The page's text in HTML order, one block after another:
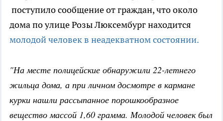
поступило сообщение от граждан, что около
дома по улице Розы Люксембург находится
молодой человек в неадекватном состоянии.
"На месте полицейские обнаружили 22-летнего
жильца дома, а при личном досмотре в кармане
курки нашли рассыпанное порошкообразное
вещество массой 1,60 грамма. Молодой человек был